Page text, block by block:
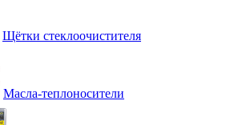
Щётки стеклоочистителя
Масла-теплоносители